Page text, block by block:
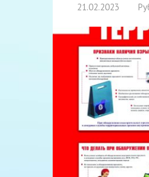
21.02.2023